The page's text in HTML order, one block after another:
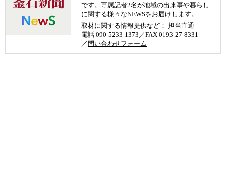
です。専属記者2名が地域の出来事や暮らし
に関する様々なNEWSをお届けします。
取材に関する情報提供など： 担当直通
電話 090-5233-1373／FAX 0193-27-8331
／ 問い合わせフォーム